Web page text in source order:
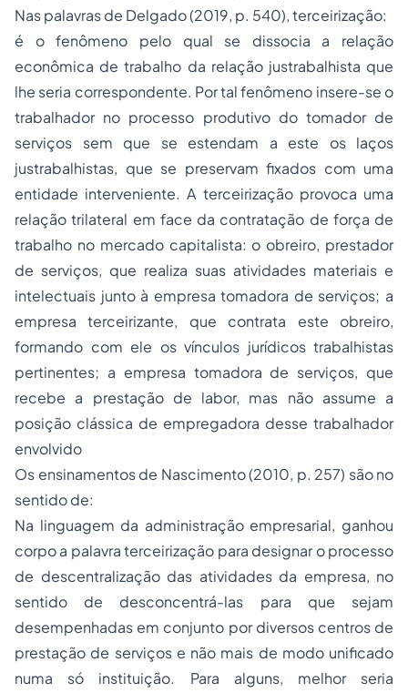
Nas palavras de Delgado (2019, p. 540), terceirização:
é o fenômeno pelo qual se dissocia a relação
econômica de trabalho da relação justrabalhista que
lhe seria correspondente. Por tal fenômeno insere-se o
trabalhador no processo produtivo do tomador de
serviços sem que se estendam a este os laços
justrabalhistas, que se preservam fixados com uma
entidade interveniente. A terceirização provoca uma
relação trilateral em face da contratação de força de
trabalho no mercado capitalista: o obreiro, prestador
de serviços, que realiza suas atividades materiais e
intelectuais junto à empresa tomadora de serviços; a
empresaterceirizante, que contrata este obreiro,
formando com ele os vínculos jurídicos trabalhistas
pertinentes; a empresa tomadora de serviços, que
recebe a prestação de labor, mas não assume a
posição clássica de empregadora desse trabalhador
envolvido
Os ensinamentos de Nascimento (2010, p. 257) são no
sentido de:
Na linguagem da administração empresarial, ganhou
corpo a palavra terceirização para designar o processo
de descentralização das atividades da empresa, no
sentido de desconcentrá-las para que sejam
desempenhadas em conjunto por diversos centros de
prestação de serviços e não mais de modo unificado
numa só instituição. Para alguns, melhor seria